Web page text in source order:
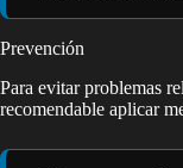
Prevención
Para evitar problemas
recomendable aplicar